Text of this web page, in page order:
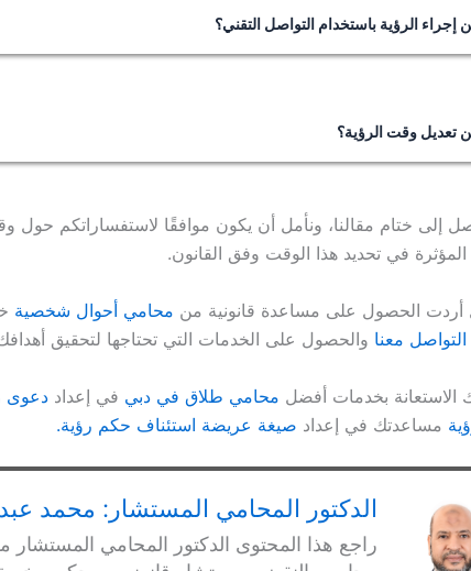
إجراء الرؤية باستخدام التواصل التقني؟
تعديل وقت الرؤية؟
إلى ختام مقالنا، ونأمل أن يكون موافقًا لاستفساراتكم حول
المؤثرة في تحديد هذا الوقت وفق القانون.
الحصول على مساعدة قانونية من محامي أحوال شخصية
التواصل معنا والحصول على الخدمات التي تحتاجها لتحقيق
الاستعانة بخدمات أفضل محامي طلاق في دبي في إعداد دعوى
مساعدتك في إعداد صيغة عريضة استئناف حكم رؤية.
الدكتور المحامي المستشار: محمد عبد
راجع هذا المحتوى الدكتور المحامي المستشار